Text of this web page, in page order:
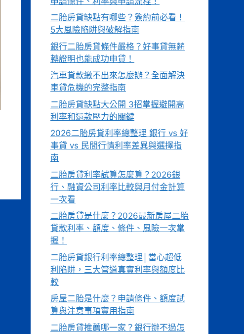
二胎房貸缺點有哪些？簽約前必看！
5大風險陷阱與破解指南
銀行二胎房貸條件嚴格？好事貸無薪
轉證明也能成功申貸！
汽車貸款繳不出來怎麼辦？全面解決
車貸危機的完整指南
二胎房貸缺點大公開 3招掌握避開高
利率和還款壓力的關鍵
2026二胎房貸利率總整理 銀行 vs 好
事貸 vs 民間行情利率差異與選擇指
南
二胎房貸利率試算怎麼算？2026銀
行、融資公司利率比較與月付金計算
一次看
二胎房貸是什麼？2026最新房屋二胎
貸款利率、額度、條件、風險一次掌
握！
二胎房貸銀行利率總整理│當心超低
利陷阱，三大管道真實利率與額度比
較
房屋二胎是什麼？申請條件、額度試
算與注意事項實用指南
二胎房貸推薦哪一家？銀行辦不過怎